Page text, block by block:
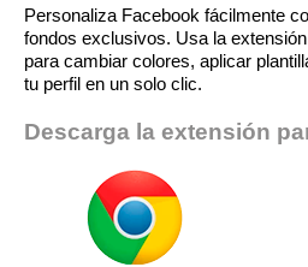
Personaliza Facebook fácilmente
fondos exclusivos. Usa la
para cambiar colores, aplicar
tu perfil en un solo clic.
Descarga la extensión